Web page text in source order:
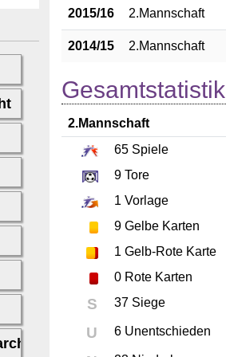
2015/16 2.Mannschaft
2014/15 2.Mannschaft
Gesamtstatistik
2.Mannschaft
65 Spiele
9 Tore
1 Vorlage
9 Gelbe Karten
1 Gelb-Rote Karte
0 Rote Karten
S 37 Siege
U 6 Unentschieden